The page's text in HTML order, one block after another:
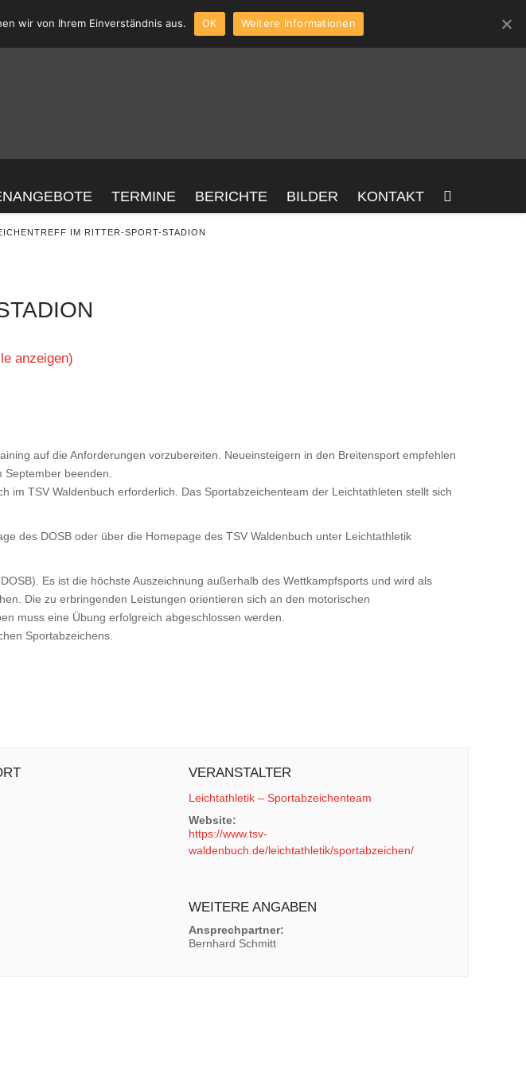
TERMINE BERICHTE BILDER KONTAKT
IM RITTER-SPORT-STADION
anzeigen)
auf die Anforderungen vorzubereiten. Neueinsteigern in den Breitensport empfehlen
beenden.
TSV Waldenbuch erforderlich. Das Sportabzeichenteam der Leichtathleten stellt sich
des DOSB oder über die Homepage des TSV Waldenbuch unter Leichtathletik
Es ist die höchste Auszeichnung außerhalb des Wettkampfsports und wird als
Die zu erbringenden Leistungen orientieren sich an den motorischen
muss eine Übung erfolgreich abgeschlossen werden.
Sportabzeichens.
VERANSTALTER
Leichtathletik – Sportabzeichenteam
Website:
https://www.tsv-
waldenbuch.de/leichtathletik/sportabzeichen/
WEITERE ANGABEN
Ansprechpartner:
Bernhard Schmitt
wir von Ihrem Einverständnis aus. OK Weitere Informationen